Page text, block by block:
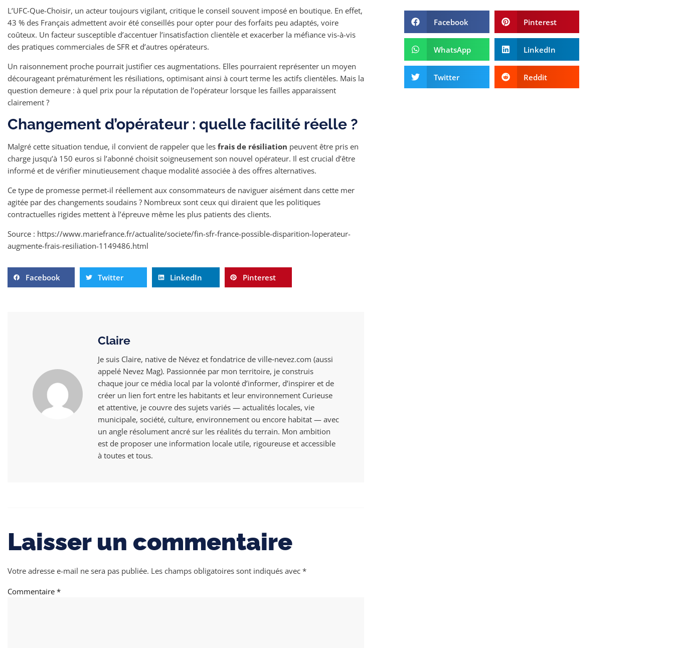
L’UFC-Que-Choisir, un acteur toujours vigilant, critique le conseil souvent imposé en boutique. En effet,
43 % des Français admettent avoir été conseillés pour opter pour des forfaits peu adaptés, voire
coûteux. Un facteur susceptible d’accentuer l’insatisfaction clientèle et exacerber la méfiance vis-à-vis
des pratiques commerciales de SFR et d’autres opérateurs.
Un raisonnement proche pourrait justifier ces augmentations. Elles pourraient représenter un moyen
décourageant prématurément les résiliations, optimisant ainsi à court terme les actifs clientèles. Mais la
question demeure : à quel prix pour la réputation de l’opérateur lorsque les failles apparaissent
clairement ?
Changement d’opérateur : quelle facilité réelle ?
Malgré cette situation tendue, il convient de rappeler que les frais de résiliation peuvent être pris en
charge jusqu’à 150 euros si l’abonné choisit soigneusement son nouvel opérateur. Il est crucial d’être
informé et de vérifier minutieusement chaque modalité associée à des offres alternatives.
Ce type de promesse permet-il réellement aux consommateurs de naviguer aisément dans cette mer
agitée par des changements soudains ? Nombreux sont ceux qui diraient que les politiques
contractuelles rigides mettent à l’épreuve même les plus patients des clients.
Source : https://www.mariefrance.fr/actualite/societe/fin-sfr-france-possible-disparition-loperateur-
augmente-frais-resiliation-1149486.html
Facebook Twitter LinkedIn Pinterest
Claire
Je suis Claire, native de Névez et fondatrice de ville‑nevez.com (aussi
appelé Nevez Mag). Passionnée par mon territoire, je construis
chaque jour ce média local par la volonté d’informer, d’inspirer et de
créer un lien fort entre les habitants et leur environnement Curieuse
et attentive, je couvre des sujets variés — actualités locales, vie
municipale, société, culture, environnement ou encore habitat — avec
un angle résolument ancré sur les réalités du terrain. Mon ambition
est de proposer une information locale utile, rigoureuse et accessible
à toutes et tous.
Laisser un commentaire
Votre adresse e-mail ne sera pas publiée. Les champs obligatoires sont indiqués avec *
Commentaire *
Facebook Pinterest
WhatsApp LinkedIn
Twitter Reddit